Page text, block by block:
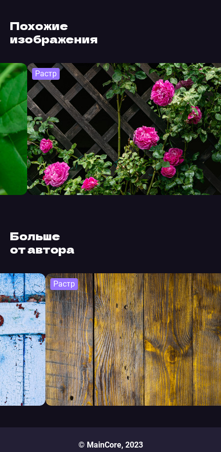
Похожие
изображения
Растр
Больше
от автора
Растр
© MainCore, 2023